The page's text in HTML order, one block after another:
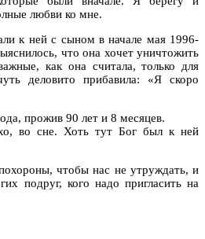
любви ко мне.
к ней с сыном в начале мая 1996-
что она хочет уничтожить
как она считала, только для
деловито прибавила: «Я скоро
прожив 90 лет и 8 месяцев.
во сне. Хоть тут Бог был к ней
чтобы нас не утруждать, и
подруг, кого надо пригласить на